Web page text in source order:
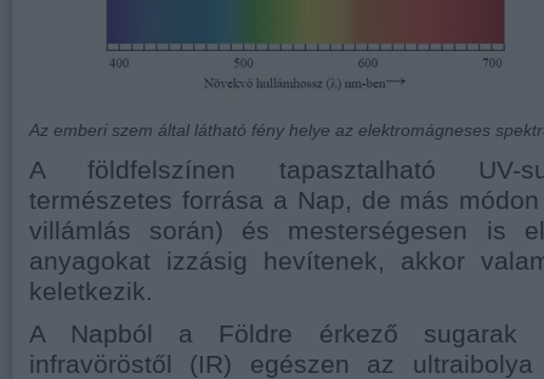
Az emberi szem által látható fény helye az elektromágneses
A földfelszínen tapasztalható UV-
természetes forrása a Nap, de más
villámlás során) és mesterségesen is
anyagokat izzásig hevítenek, akkor
keletkezik.
A Napból a Földre érkező sugarak
infravöröstől (IR) egészen az ultraibolya